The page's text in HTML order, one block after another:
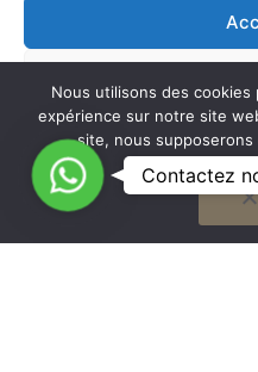
Voir les
Nous utilisons des cookies
expérience sur notre site
site, nous
C
o
n
Contactez